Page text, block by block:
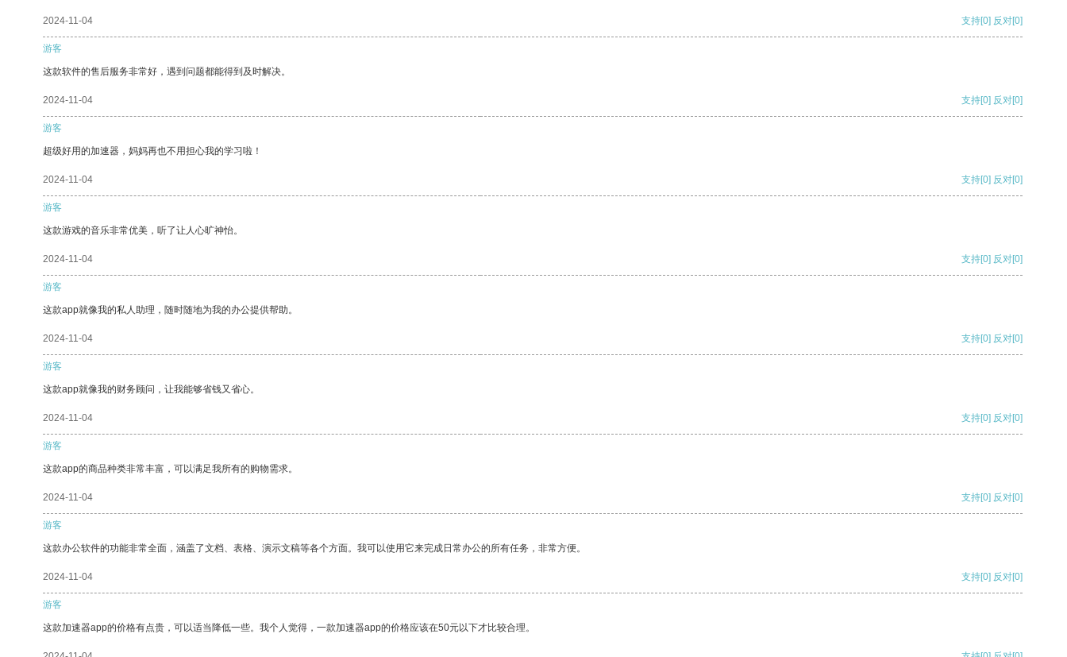
2024-11-04 支持[0] 反对[0]
游客
这款软件的售后服务非常好，遇到问题都能得到及时解决。
2024-11-04 支持[0] 反对[0]
游客
超级好用的加速器，妈妈再也不用担心我的学习啦！
2024-11-04 支持[0] 反对[0]
游客
这款游戏的音乐非常优美，听了让人心旷神怡。
2024-11-04 支持[0] 反对[0]
游客
这款app就像我的私人助理，随时随地为我的办公提供帮助。
2024-11-04 支持[0] 反对[0]
游客
这款app就像我的财务顾问，让我能够省钱又省心。
2024-11-04 支持[0] 反对[0]
游客
这款app的商品种类非常丰富，可以满足我所有的购物需求。
2024-11-04 支持[0] 反对[0]
游客
这款办公软件的功能非常全面，涵盖了文档、表格、演示文稿等各个方面。我可以使用它来完成日常办公的所有任务，非常方便。
2024-11-04 支持[0] 反对[0]
游客
这款加速器app的价格有点贵，可以适当降低一些。我个人觉得，一款加速器app的价格应该在50元以下才比较合理。